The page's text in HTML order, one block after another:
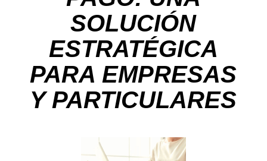
SOLUCIÓN
ESTRATÉGICA
PARA EMPRESAS
Y PARTICULARES